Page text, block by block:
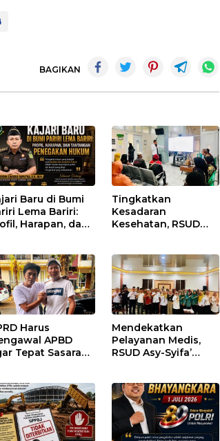
BAGIKAN
Baru di Bumi
Lema Bariri:
Harapan, dan
Tingkatkan
Kesadaran
Kesehatan, RSUD
Diabetes Melitus
pada Lansia
Harus
APBD
Tepat Sasaran
Tertentu
Mendekatkan
Pelayanan Medis,
RSUD Asy-Syifa’
Edukasi Kesehatan
di Taliwang